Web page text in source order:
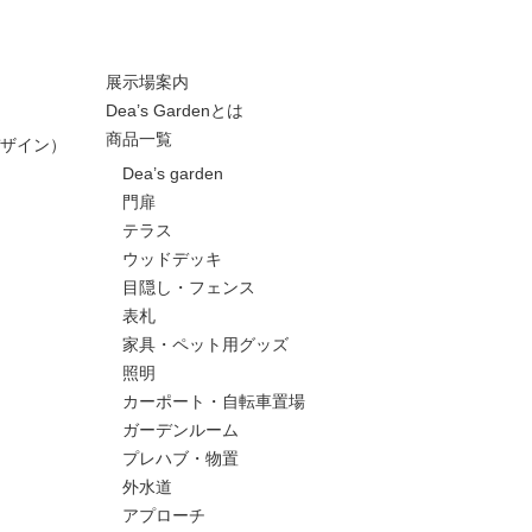
イン）
展示場案内
Dea’s Gardenとは
商品一覧
Dea’s garden
門扉
テラス
ウッドデッキ
目隠し・フェンス
表札
家具・ペット用グッズ
照明
カーポート・自転車置場
ガーデンルーム
プレハブ・物置
外水道
アプローチ